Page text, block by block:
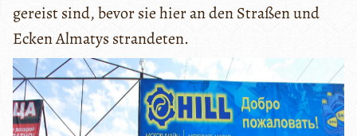
gereist sind, bevor sie hier an den Straßen und
Ecken Almatys strandeten.